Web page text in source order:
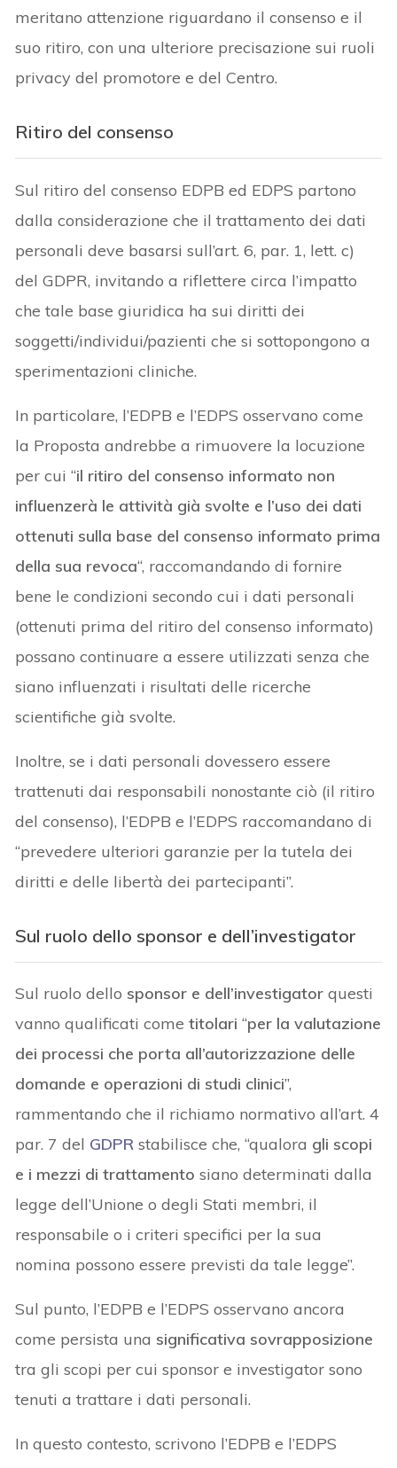
meritano attenzione riguardano il consenso e il
suo ritiro, con una ulteriore precisazione sui ruoli
privacy del promotore e del Centro.
Ritiro del consenso
Sul ritiro del consenso EDPB ed EDPS partono
dalla considerazione che il trattamento dei dati
personali deve basarsi sull’art. 6, par. 1, lett. c)
del GDPR, invitando a riflettere circa l’impatto
che tale base giuridica ha sui diritti dei
soggetti/individui/pazienti che si sottopongono a
sperimentazioni cliniche.
In particolare, l’EDPB e l’EDPS osservano come
la Proposta andrebbe a rimuovere la locuzione
per cui “il ritiro del consenso informato non
influenzerà le attività già svolte e l’uso dei dati
ottenuti sulla base del consenso informato prima
della sua revoca“, raccomandando di fornire
bene le condizioni secondo cui i dati personali
(ottenuti prima del ritiro del consenso informato)
possano continuare a essere utilizzati senza che
siano influenzati i risultati delle ricerche
scientifiche già svolte.
Inoltre, se i dati personali dovessero essere
trattenuti dai responsabili nonostante ciò (il ritiro
del consenso), l’EDPB e l’EDPS raccomandano di
“prevedere ulteriori garanzie per la tutela dei
diritti e delle libertà dei partecipanti”.
Sul ruolo dello sponsor e dell’investigator
Sul ruolo dello sponsor e dell’investigator questi
vanno qualificati cometitolari “per la valutazione
dei processi che porta all’autorizzazione delle
domande e operazioni di studi clinici”,
rammentando che il richiamo normativo all’art. 4
par. 7 del GDPR stabilisce che, “qualora gli scopi
e i mezzi di trattamento siano determinati dalla
legge dell’Unione o degli Stati membri, il
responsabile o i criteri specifici per la sua
nomina possono essere previsti da tale legge”.
Sul punto, l’EDPB e l’EDPS osservano ancora
come persista una significativa sovrapposizione
tra gli scopi per cui sponsor e investigator sono
tenuti a trattare i dati personali.
In questo contesto, scrivono l’EDPB e l’EDPS